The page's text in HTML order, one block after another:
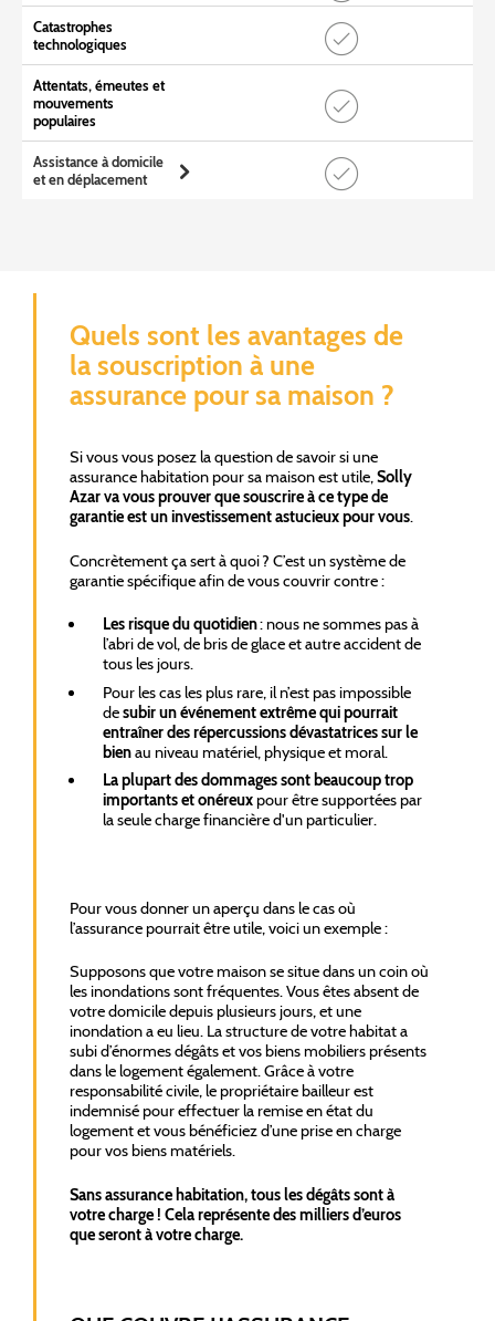
Catastrophes
technologiques
Attentats, émeutes et
mouvements
populaires
Assistance à domicile
et en déplacement
Quels sont les avantages de
la souscription à une
assurance pour sa maison ?
Si vous vous posez la question de savoir si une
assurance habitation pour sa maison est utile,Solly
Azar va vous prouver que souscrire à ce type de
garantie est un investissement astucieux pour vous.
Concrètement ça sert à quoi ? C’est un système de
garantie spécifique afin de vous couvrir contre :
Les risque du quotidien: nous ne sommes pas à
l’abri de vol, de bris de glace et autre accident de
tous les jours.
Pour les cas les plus rare, il n’est pas impossible
desubir un événement extrême qui pourrait
entraîner des répercussions dévastatrices sur le
bienau niveau matériel, physique et moral.
La plupart des dommages sont beaucoup trop
importants et onéreuxpour être supportées par
la seule charge financière d'un particulier.
Pour vous donner un aperçu dans le cas où
l’assurance pourrait être utile, voici un exemple :
Supposons que votre maison se situe dans un coin où
les inondations sont fréquentes. Vous êtes absent de
votre domicile depuis plusieurs jours, et une
inondation a eu lieu. La structure de votre habitat a
subi d’énormes dégâts et vos biens mobiliers présents
dans le logement également. Grâce à votre
responsabilité civile, le propriétaire bailleur est
indemnisé pour effectuer la remise en état du
logement et vous bénéficiez d’une prise en charge
pour vos biens matériels.
Sans assurance habitation, tous les dégâts sont à
votre charge ! Cela représente des milliers d’euros
que seront à votre charge.